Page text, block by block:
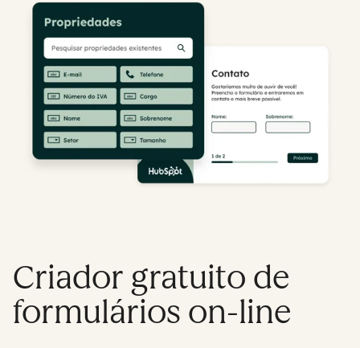
Criador gratuito de
formulários on-line